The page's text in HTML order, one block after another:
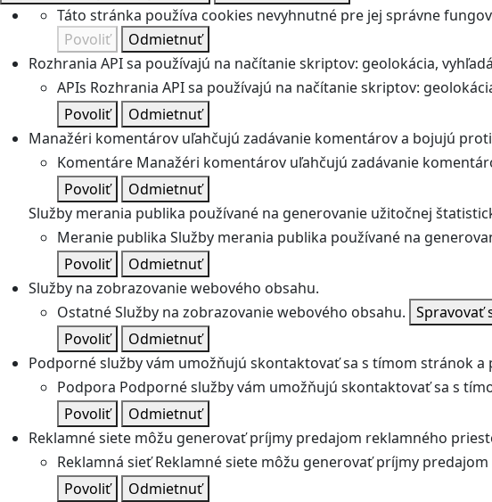
Táto stránka používa cookies nevyhnutné pre jej správne
Povoliť
Odmietnuť
Rozhrania API sa používajú na načítanie skriptov: geolokácia,
APIs Rozhrania API sa používajú na načítanie skriptov:
Povoliť
Odmietnuť
Manažéri komentárov uľahčujú zadávanie komentárov a bojujú
Komentáre Manažéri komentárov uľahčujú zadávanie
Povoliť
Odmietnuť
Služby merania publika používané na generovanie užitočnej
Meranie publika Služby merania publika používané na
Povoliť
Odmietnuť
Služby na zobrazovanie webového obsahu.
OstatnéSlužby na zobrazovanie webového obsahu. Spravovať
Povoliť
Odmietnuť
Podporné služby vám umožňujú skontaktovať sa s tímom stránok a
Podpora Podporné služby vám umožňujú skontaktovať sa s
Povoliť
Odmietnuť
Reklamné siete môžu generovať príjmy predajom reklamného
Reklamná sieť Reklamné siete môžu generovať príjmy
Povoliť
Odmietnuť